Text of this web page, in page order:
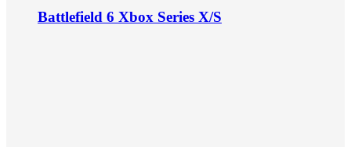
Battlefield 6 Xbox Series X/S